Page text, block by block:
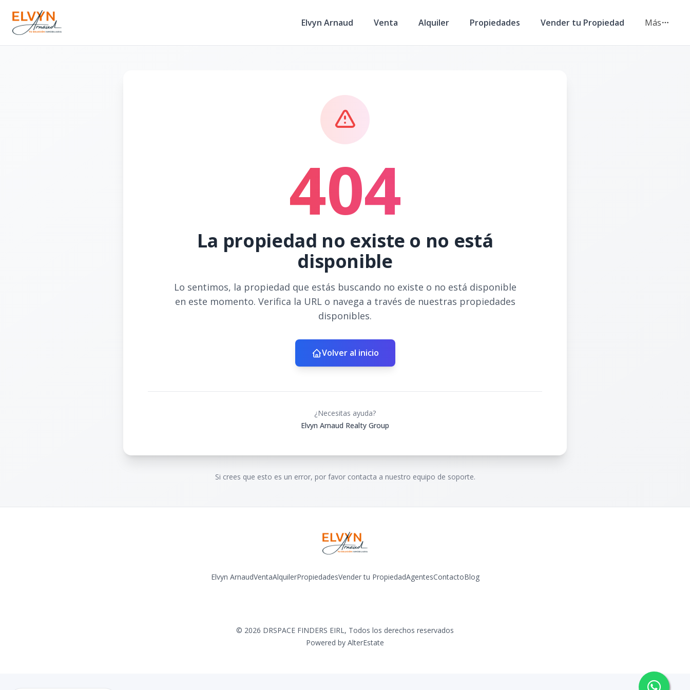
Elvyn Arnaud Venta Alquiler Propiedades Vender tu Propiedad Más
404
La propiedad no existe o no está
disponible
Lo sentimos, la propiedad que estás buscando no existe o no está disponible
en este momento. Verifica la URL o navega a través de nuestras propiedades
disponibles.
Volver al inicio
¿Necesitas ayuda?
Elvyn Arnaud Realty Group
Si crees que esto es un error, por favor contacta a nuestro equipo de soporte.
Elvyn ArnaudVentaAlquilerPropiedadesVender tu PropiedadAgentesContactoBlog
© 2026 DRSPACE FINDERS EIRL, Todos los derechos reservados
Powered by AlterEstate